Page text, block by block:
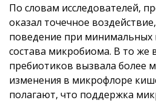
По словам исследователей,
оказал точечное
поведение при минимальных
состава микробиома. В то же
пребиотиков вызвала более
изменения в микрофлоре
полагают, что поддержка